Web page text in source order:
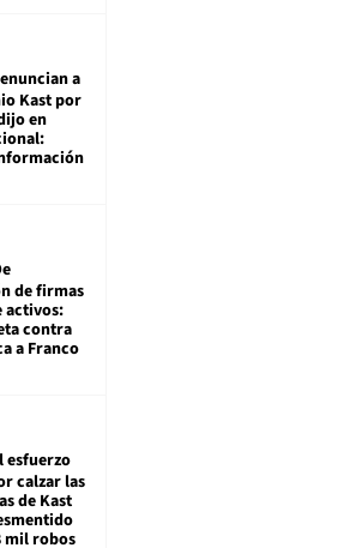
a
Kast por
en
de firmas
activos:
contra
a Franco
esfuerzo
calzar las
de Kast
mil robos